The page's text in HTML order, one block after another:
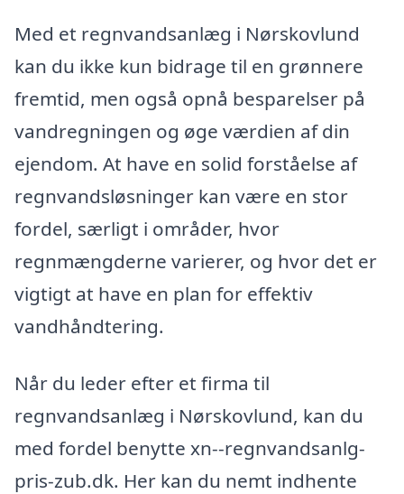
Med et regnvandsanlæg i Nørskovlund
kan du ikke kun bidrage til en grønnere
fremtid, men også opnå besparelser på
vandregningen og øge værdien af din
ejendom. At have en solid forståelse af
regnvandsløsninger kan være en stor
fordel, særligt i områder, hvor
regnmængderne varierer, og hvor det er
vigtigt at have en plan for effektiv
vandhåndtering.
Når du leder efter et firma til
regnvandsanlæg i Nørskovlund, kan du
med fordel benytte xn--regnvandsanlg-
pris-zub.dk. Her kan du nemt indhente